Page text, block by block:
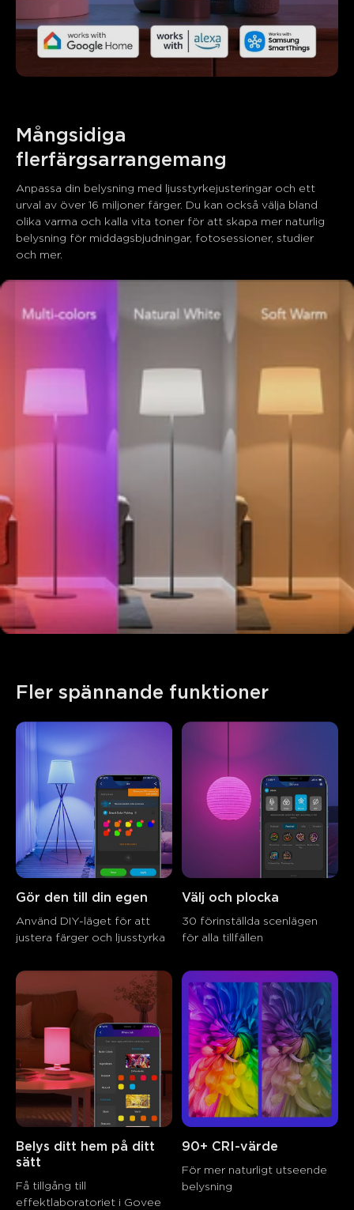
Mångsidiga
flerfärgsarrangemang
Anpassa din belysning med ljusstyrkejusteringar och ett
urval av över 16 miljoner färger. Du kan också välja bland
olika varma och kalla vita toner för att skapa mer naturlig
belysning för middagsbjudningar, fotosessioner, studier
och mer.
Fler spännande funktioner
Gör den till din egen
Använd DIY-läget för att
justera färger och ljusstyrka
Välj och plocka
30 förinställda scenlägen
för alla tillfällen
Belys ditt hem på ditt
sätt
Få tillgång till
effektlaboratoriet i Govee
90+ CRI-värde
För mer naturligt utseende
belysning